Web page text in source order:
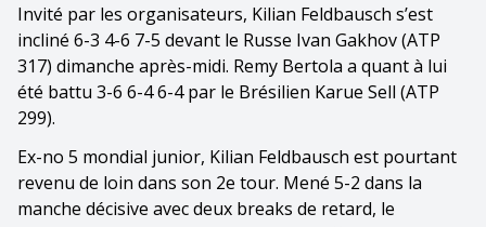
Invité par les organisateurs, Kilian Feldbausch s’est
incliné 6-3 4-6 7-5 devant le Russe Ivan Gakhov (ATP
317) dimanche après-midi. Remy Bertola a quant à lui
été battu 3-6 6-4 6-4 par le Brésilien Karue Sell (ATP
299).
Ex-no 5 mondial junior, Kilian Feldbausch est pourtant
revenu de loin dans son 2e tour. Mené 5-2 dans la
manche décisive avec deux breaks de retard, le